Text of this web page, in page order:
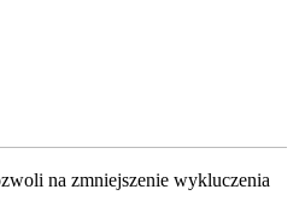
na zmniejszenie wykluczenia